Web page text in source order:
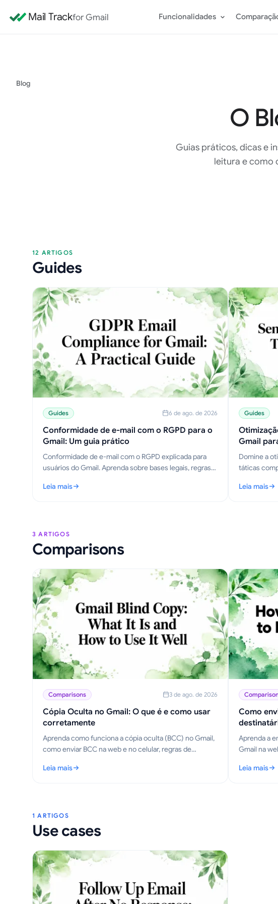
Mail Trackfor Gmail Funcionalidades
Blog
O
Guias práticos, dicas e
leitura e como
12 ARTIGOS
Guides
Guides 6 de ago. de 2026
Conformidade de e-mail com o RGPD para o
Gmail: Um guia prático
Conformidade de e-mail com o RGPD explicada para
usuários do Gmail. Aprenda sobre bases legais, regras
rastreados da maneira correta em 2026.
Leia mais
: Conformidade de e-mail com o RGPD para o Gmail: Um guia prático
Guides
Gmail
Domine a
táticas
aberturas,
Leia mais
:
3 ARTIGOS
Comparisons
Comparisons 3 de ago. de 2026
Cópia Oculta no Gmail: O que é e como usar
corretamente
Aprenda como funciona a cópia oculta (BCC) no Gmail,
como enviar BCC na web e no celular, regras de
práticas para fluxos de trabalho de divulgação.
Leia mais
: Cópia Oculta no Gmail: O que é e como usar corretamente
Como
Aprenda a
Gmail na
Leia mais
: Como
1 ARTIGOS
Use cases